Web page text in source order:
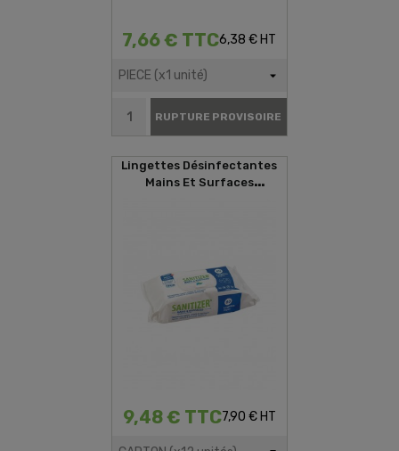
7,66 € TTC6,38 € HT
RUPTURE PROVISOIRE
Lingettes Désinfectantes
Mains Et Surfaces
9,48 € TTC7,90 € HT